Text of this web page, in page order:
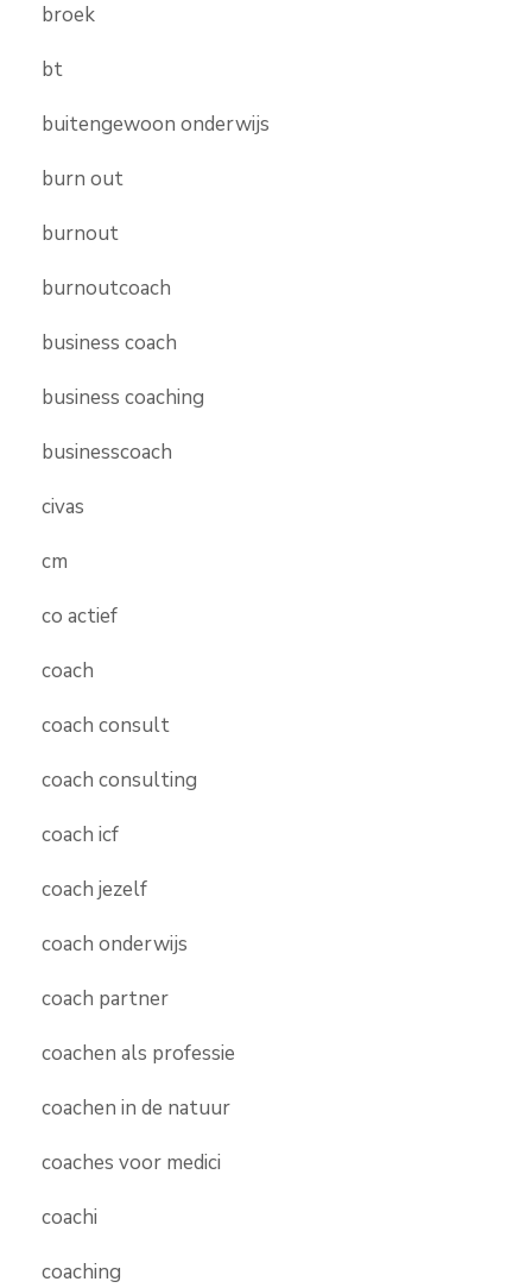
broek
bt
buitengewoon onderwijs
burn out
burnout
burnoutcoach
business coach
business coaching
businesscoach
civas
cm
co actief
coach
coach consult
coach consulting
coach icf
coach jezelf
coach onderwijs
coach partner
coachen als professie
coachen in de natuur
coaches voor medici
coachi
coaching